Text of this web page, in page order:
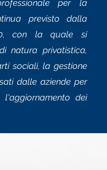
per la
previsto dalla
con la quale si
natura privatistica,
sociali, la gestione
dalle aziende per
dei